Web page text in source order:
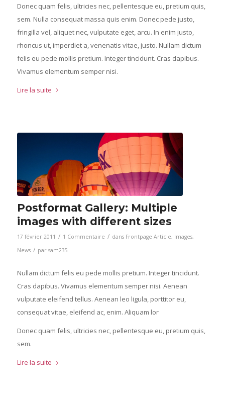
Donec quam felis, ultricies nec, pellentesque eu, pretium quis,
sem. Nulla consequat massa quis enim. Donec pede justo,
fringilla vel, aliquet nec, vulputate eget, arcu. In enim justo,
rhoncus ut, imperdiet a, venenatis vitae, justo. Nullam dictum
felis eu pede mollis pretium. Integer tincidunt. Cras dapibus.
Vivamus elementum semper nisi.
Lire la suite
Postformat Gallery: Multiple
images with different sizes
17 février 2011 / 1 Commentaire / dans Frontpage Article, Images,
News / par sam235
Nullam dictum felis eu pede mollis pretium. Integer tincidunt.
Cras dapibus. Vivamus elementum semper nisi. Aenean
vulputate eleifend tellus. Aenean leo ligula, porttitor eu,
consequat vitae, eleifend ac, enim. Aliquam lor
Donec quam felis, ultricies nec, pellentesque eu, pretium quis,
sem.
Lire la suite